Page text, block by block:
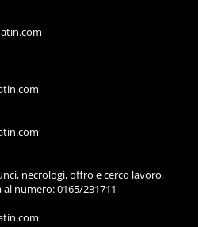
necrologi, offro e cerco lavoro,
numero: 0165/231711